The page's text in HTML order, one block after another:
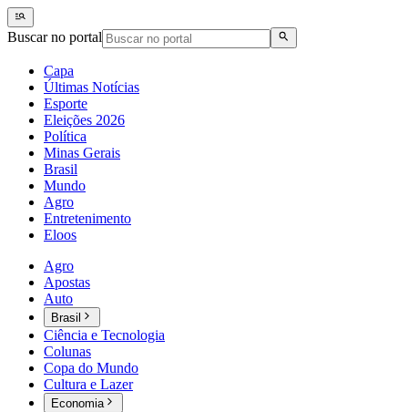
Buscar no portal
Capa
Últimas Notícias
Esporte
Eleições 2026
Política
Minas Gerais
Brasil
Mundo
Agro
Entretenimento
Eloos
Agro
Apostas
Auto
Brasil
Ciência e Tecnologia
Colunas
Copa do Mundo
Cultura e Lazer
Economia